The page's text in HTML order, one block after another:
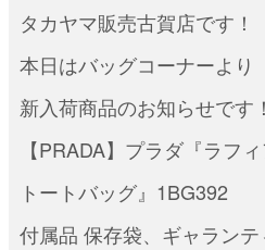
タカヤマ販売古賀店です！
本日はバッグコーナーより
新入荷商品のお知らせです
【PRADA】プラダ『ラフ
トートバッグ』1BG392
付属品 保存袋、ギャランテ